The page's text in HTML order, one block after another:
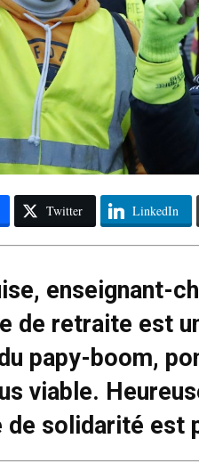
Twitter LinkedIn
enseignant-
de retraite est
papy-boom,
viable.
de solidarité est